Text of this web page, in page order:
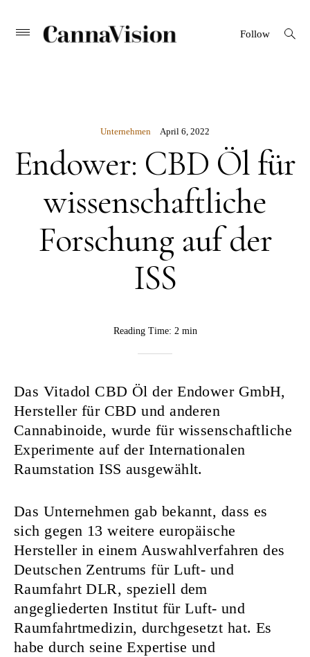
Skip Primary
Menu
CANNAVISION
Follow
open
search
Unternehmen April 6, 2022
Endower: CBD Öl für
wissenschaftliche
Forschung auf der
ISS
Reading Time: 2 min
Das Vitadol CBD Öl der Endower GmbH,
Hersteller für CBD und anderen
Cannabinoide, wurde für wissenschaftliche
Experimente auf der Internationalen
Raumstation ISS ausgewählt.
Das Unternehmen gab bekannt, dass es
sich gegen 13 weitere europäische
Hersteller in einem Auswahlverfahren des
Deutschen Zentrums für Luft- und
Raumfahrt DLR, speziell dem
angegliederten Institut für Luft- und
Raumfahrtmedizin, durchgesetzt hat. Es
habe durch seine Expertise und